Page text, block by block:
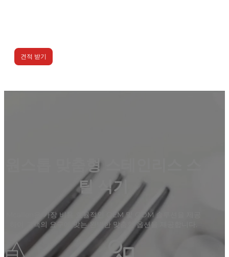
견적 받기
원스톱 맞춤형 스테인리스 스
틸 식기
Mcallen은 가장 비용 효율적인 OEM 및 ODM 솔루션을 제공
하여 고객의 요구에 맞는 완벽한 맞춤형 옵션을 제공합니다.